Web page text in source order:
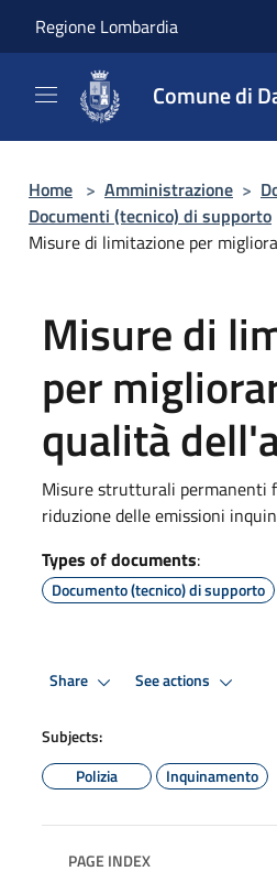
Regione Lombardia
Comune di
Home > Amministrazione >
Documenti (tecnico) di supporto
Misure di limitazione per
Misure di
per
qualità
Misure strutturali permanenti
riduzione delle emissioni
Types of documents:
Documento (tecnico) di supporto
Share See actions
Subjects:
Polizia
Inquinamento
PAGE INDEX